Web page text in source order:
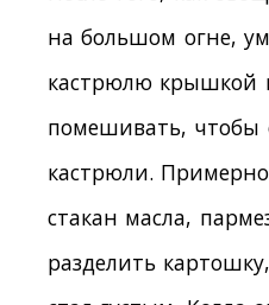
на большом огне,
кастрюлю крышкой
помешивать,
кастрюли.
стакан масла,
разделить